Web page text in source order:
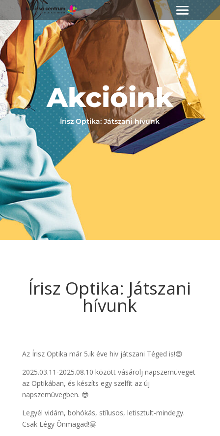
Akcióink
Írisz Optika: Játszani hívunk
Írisz Optika: Játszani
hívunk
Az Írisz Optika már 5.ik éve hiv játszani Téged is!😍
2025.03.11-2025.08.10 között vásárolj napszemüveget
az Optikában, és készíts egy szelfit az új
napszemüvegben. 😎
Legyél vidám, bohókás, stílusos, letisztult-mindegy.
Csak Légy Önmagad!🤗